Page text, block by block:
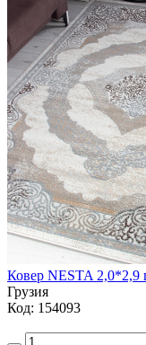
Ковер NESTA 2,0*2,9
Грузия
Код: 154093